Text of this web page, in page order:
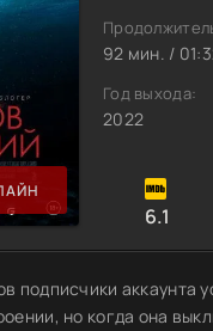
92 мин. /
Год выхода:
2022
6.1
подписчики аккаунта
но когда она